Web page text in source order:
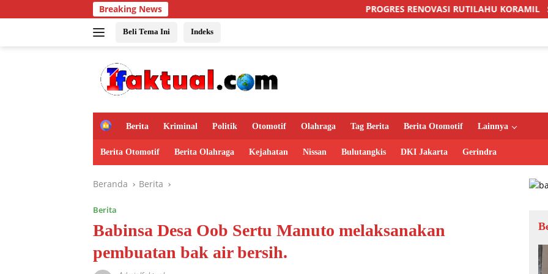
ke
Breaking News PROGRES RENOVASI RUTILAHU KORAMIL SUKOMORO CAPAI 88
Beli Tema Ini Indeks
H
m
e
Berita Kriminal Politik Otomotif Olahraga Tag Berita Berita Otomotif Lainnya
Berita Otomotif Berita Olahraga Kejahatan Nissan Bulutangkis DKI Jakarta Gerindra
Beranda Berita
Berita
Babinsa Desa Oob Sertu Manuto melaksanakan
pembuatan bak air bersih.